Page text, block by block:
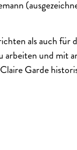
als auch für
und mit
Garde